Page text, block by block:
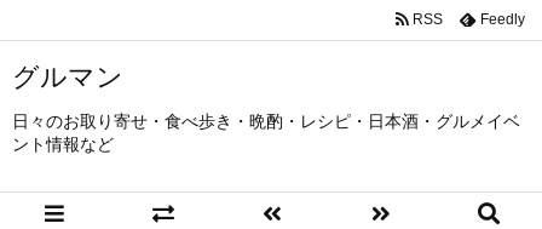
グルマン
日々のお取り寄せ・食べ歩き・晩酌・レシピ・日本酒・グルメイベ
ント情報など
RSS Feedly